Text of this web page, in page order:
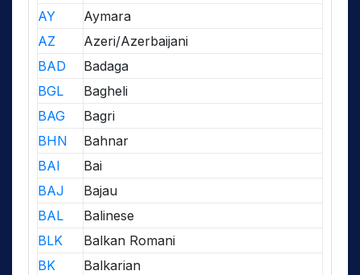
AY
Aymara
AZ
Azeri/Azerbaijani
BAD
Badaga
BGL
Bagheli
BAG
Bagri
BHN
Bahnar
BAI
Bai
BAJ
Bajau
BAL
Balinese
BLK
Balkan Romani
BK
Balkarian